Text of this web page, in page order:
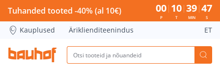
KUMMUT ALBANY 80.6X40XH100.1CM, NATURAALNE -
Tuhanded tooted -40% (al 10€) 00
P
10
T
39
MIN
46
S
Kauplused Äriklienditeenindus ET